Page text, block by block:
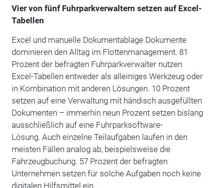
Vier von fünf Fuhrparkverwaltern setzen auf Excel-
Tabellen
Excel und manuelle Dokumentablage Dokumente
dominieren den Alltag im Flottenmanagement. 81
Prozent der befragten Fuhrparkverwalter nutzen
Excel-Tabellen entweder als alleiniges Werkzeug oder
in Kombination mit anderen Lösungen. 10 Prozent
setzen auf eine Verwaltung mit händisch ausgefüllten
Dokumenten – immerhin neun Prozent setzen bislang
ausschließlich auf eine Fuhrparksoftware-
Lösung. Auch einzelne Teilaufgaben laufen in den
meisten Fällen analog ab, beispielsweise die
Fahrzeugbuchung. 57 Prozent der befragten
Unternehmen setzen für solche Aufgaben noch keine
digitalen Hilfsmittel ein.